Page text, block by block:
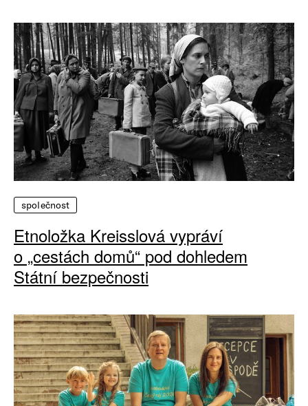
společnost
Etnoložka Kreisslová vypráví
o „cestách domů“ pod dohledem
Státní bezpečnosti